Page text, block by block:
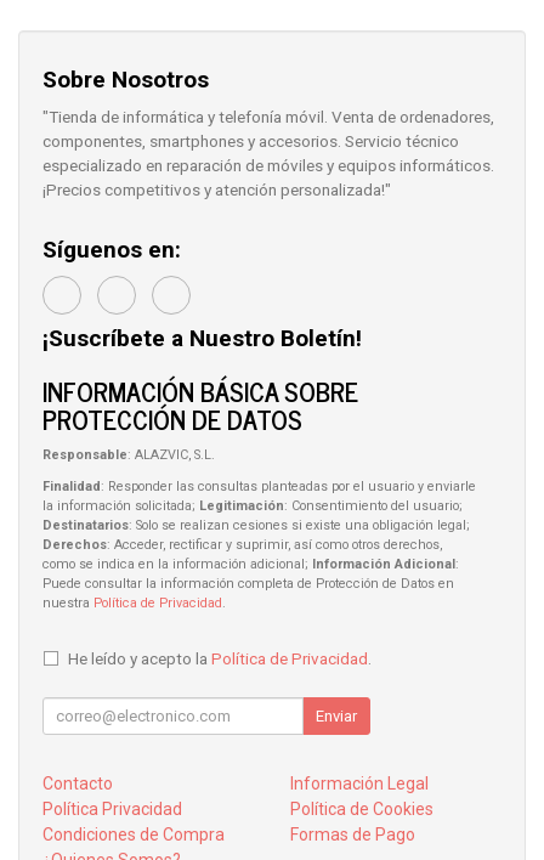
Sobre Nosotros
"Tienda de informática y telefonía móvil. Venta de ordenadores,
componentes, smartphones y accesorios. Servicio técnico
especializado en reparación de móviles y equipos informáticos.
¡Precios competitivos y atención personalizada!"
Síguenos en:
¡Suscríbete a Nuestro Boletín!
INFORMACIÓN BÁSICA SOBRE
PROTECCIÓN DE DATOS
Responsable: ALAZVIC, S.L.
Finalidad : Responder las consultas planteadas por el usuario y enviarle
la información solicitada; Legitimación: Consentimiento del usuario;
Destinatarios: Solo se realizan cesiones si existe una obligación legal;
Derechos: Acceder, rectificar y suprimir, así como otros derechos,
como se indica en la información adicional;
Información Adicional :
Puede consultar la información completa de Protección de Datos en
nuestra Política de Privacidad .
He leído y acepto la Política de Privacidad
Enviar
Contacto
Información Legal
Política Privacidad
Política de Cookies
Condiciones de Compra
Formas de Pago